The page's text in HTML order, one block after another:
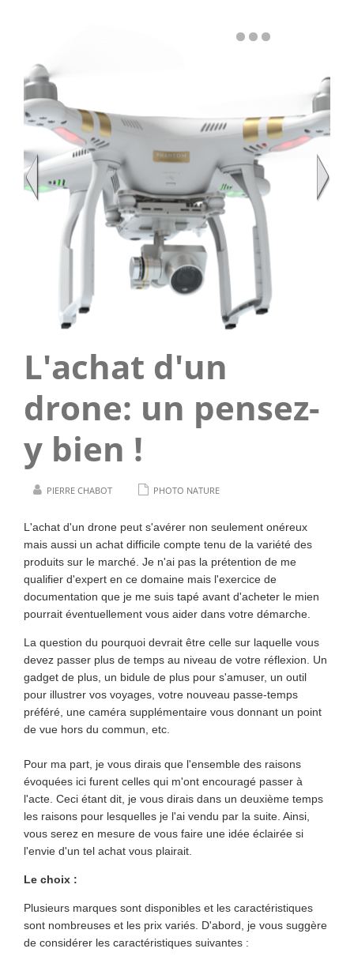
L'achat d'un
drone: un pensez-
y bien !
PIERRE CHABOT PHOTO NATURE
L'achat d'un drone peut s'avérer non seulement onéreux
mais aussi un achat difficile compte tenu de la variété des
produits sur le marché. Je n'ai pas la prétention de me
qualifier d'expert en ce domaine mais l'exercice de
documentation que je me suis tapé avant d'acheter le mien
pourrait éventuellement vous aider dans votre démarche.
La question du pourquoi devrait être celle sur laquelle vous
devez passer plus de temps au niveau de votre réflexion. Un
gadget de plus, un bidule de plus pour s'amuser, un outil
pour illustrer vos voyages, votre nouveau passe-temps
préféré, une caméra supplémentaire vous donnant un point
de vue hors du commun, etc.
Pour ma part, je vous dirais que l'ensemble des raisons
évoquées ici furent celles qui m'ont encouragé passer à
l'acte. Ceci étant dit, je vous dirais dans un deuxième temps
les raisons pour lesquelles je l'ai vendu par la suite. Ainsi,
vous serez en mesure de vous faire une idée éclairée si
l'envie d'un tel achat vous plairait.
Le choix :
Plusieurs marques sont disponibles et les caractéristiques
sont nombreuses et les prix variés. D'abord, je vous suggère
de considérer les caractéristiques suivantes :